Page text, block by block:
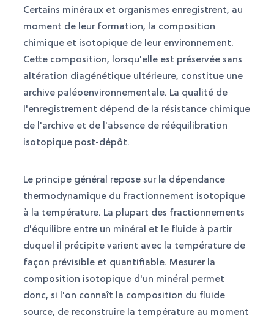
Certains minéraux et organismes enregistrent, au
moment de leur formation, la composition
chimique et isotopique de leur environnement.
Cette composition, lorsqu'elle est préservée sans
altération diagénétique ultérieure, constitue une
archive paléoenvironnementale. La qualité de
l'enregistrement dépend de la résistance chimique
de l'archive et de l'absence de rééquilibration
isotopique post-dépôt.
Le principe général repose sur la dépendance
thermodynamique du fractionnement isotopique
à la température. La plupart des fractionnements
d'équilibre entre un minéral et le fluide à partir
duquel il précipite varient avec la température de
façon prévisible et quantifiable. Mesurer la
composition isotopique d'un minéral permet
donc, si l'on connaît la composition du fluide
source, de reconstruire la température au moment